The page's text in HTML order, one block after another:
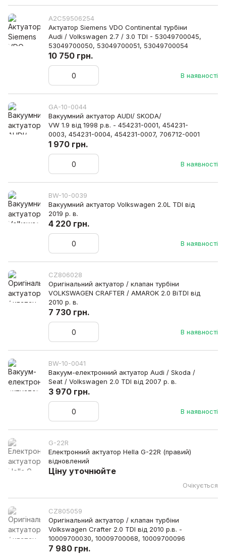
A2C59506254
Актуатор Siemens VDO Continental турбіни
Audi / Volkswagen 2.7 / 3.0 TDI - 53049700045,
53049700050, 53049700051, 53049700054
В наявності
10 750 грн.
GA-10-0044
Вакуумний актуатор AUDI/ SKODA/
VW 1.9 від 1998 р.в. - 454231-0001, 454231-
0003, 454231-0004, 454231-0007, 706712-0001
В наявності
1 970 грн.
BW-10-0039
Вакуумний актуатор Volkswagen 2.0L TDI від
2019 р. в.
В наявності
4 220 грн.
CZ806028
Оригінальний актуатор / клапан турбіни
VOLKSWAGEN CRAFTER / AMAROK 2.0 BiTDI від
2010 р. в.
В наявності
7 730 грн.
BW-10-0041
Вакуум-електронний актуатор Audi / Skoda /
Seat / Volkswagen 2.0 TDI від 2007 р. в.
В наявності
3 970 грн.
G-22R
Електронний актуатор Hella G-22R (правий)
відновлений
Очікується
Ціну уточнюйте
CZ805059
Оригінальний актуатор / клапан турбіни
Volkswagen Crafter 2.0 TDI від 2010 р.в. -
10009700030, 10009700068, 10009700096
7 980 грн.